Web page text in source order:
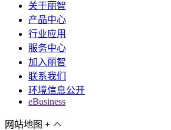
关于丽智
产品中心
行业应用
服务中心
加入丽智
联系我们
环境信息公开
eBusiness
网站地图 +